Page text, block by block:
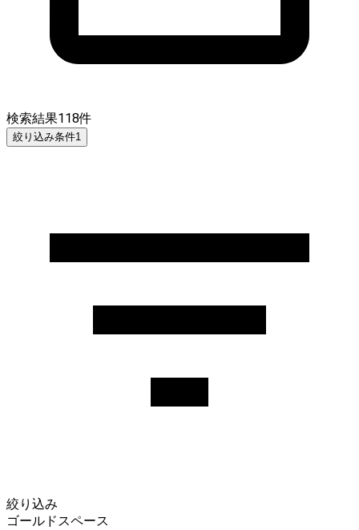
検索結果118件
絞り込み条件1
絞り込み
ゴールドスペース